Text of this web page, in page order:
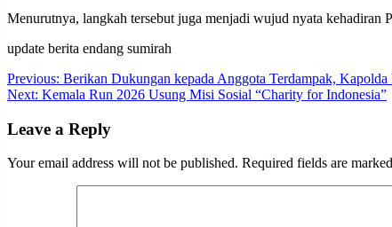
Menurutnya, langkah tersebut juga menjadi wujud nyata kehadiran
update berita endang sumirah
Post
navigation
Previous: Berikan Dukungan kepada Anggota Terdampak,
Next: Kemala Run 2026 Usung Misi Sosial “Charity for Indonesia”
Leave a Reply
Your email address will not be published. Required fields are marked